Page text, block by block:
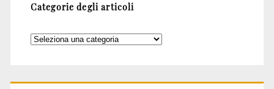
Categorie degli articoli
Categorie